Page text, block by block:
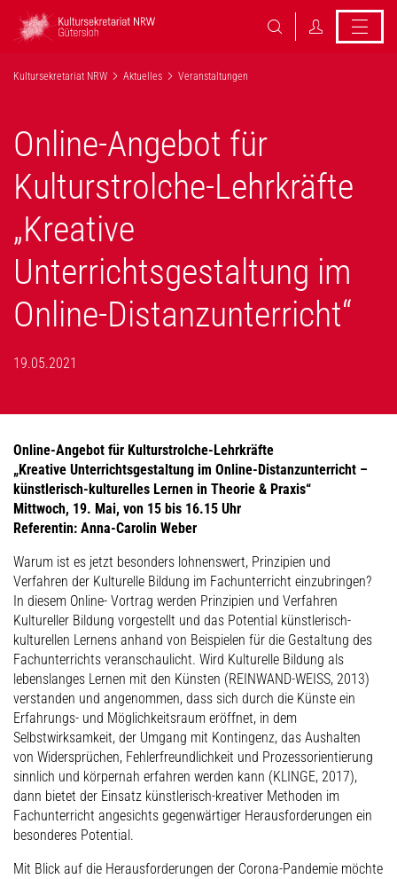
Kultursekretariat NRW Aktuelles Veranstaltungen
Online-Angebot für
Kulturstrolche-Lehrkräfte
„Kreative
Unterrichtsgestaltung im
Online-Distanzunterricht“
19.05.2021
Online-Angebot für Kulturstrolche-Lehrkräfte
„Kreative Unterrichtsgestaltung im Online-Distanzunterricht –
künstlerisch-kulturelles Lernen in Theorie & Praxis“
Mittwoch, 19. Mai, von 15 bis 16.15 Uhr
Referentin: Anna-Carolin Weber
Warum ist es jetzt besonders lohnenswert, Prinzipien und
Verfahren der Kulturelle Bildung im Fachunterricht einzubringen?
In diesem Online- Vortrag werden Prinzipien und Verfahren
Kultureller Bildung vorgestellt und das Potential künstlerisch-
kulturellen Lernens anhand von Beispielen für die Gestaltung des
Fachunterrichts veranschaulicht. Wird Kulturelle Bildung als
lebenslanges Lernen mit den Künsten (REINWAND-WEISS, 2013)
verstanden und angenommen, dass sich durch die Künste ein
Erfahrungs- und Möglichkeitsraum eröffnet, in dem
Selbstwirksamkeit, der Umgang mit Kontingenz, das Aushalten
von Widersprüchen, Fehlerfreundlichkeit und Prozessorientierung
sinnlich und körpernah erfahren werden kann (KLINGE, 2017),
dann bietet der Einsatz künstlerisch-kreativer Methoden im
Fachunterricht angesichts gegenwärtiger Herausforderungen ein
besonderes Potential.
Mit Blick auf die Herausforderungen der Corona-Pandemie möchte